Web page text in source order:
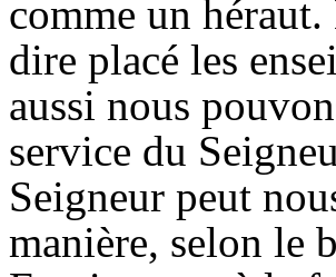
comme un
dire placé les
aussi nous
service du
Seigneur peut
manière, selon le